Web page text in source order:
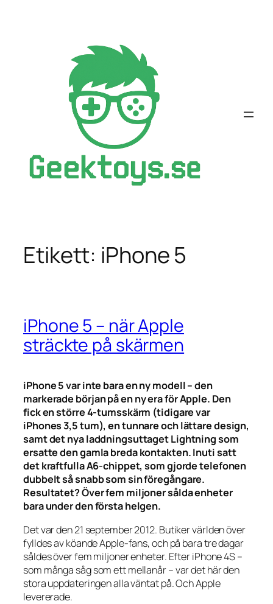
Etikett: iPhone 5
iPhone 5 – när Apple
sträckte på skärmen
iPhone 5 var inte bara en ny modell – den
markerade början på en ny era för Apple. Den
fick en större 4-tumsskärm (tidigare var
iPhones 3,5 tum), en tunnare och lättare design,
samt det nya laddningsuttaget Lightning som
ersatte den gamla breda kontakten. Inuti satt
det kraftfulla A6-chippet, som gjorde telefonen
dubbelt så snabb som sin föregångare.
Resultatet? Över fem miljoner sålda enheter
bara under den första helgen.
Det var den 21 september 2012. Butiker världen över
fylldes av köande Apple-fans, och på bara tre dagar
såldes över fem miljoner enheter. Efter iPhone 4S –
som många såg som ett mellanår – var det här den
stora uppdateringen alla väntat på. Och Apple
levererade.